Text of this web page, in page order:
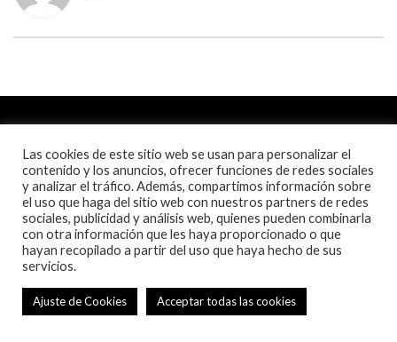
Las cookies de este sitio web se usan para personalizar el
contenido y los anuncios, ofrecer funciones de redes sociales
y analizar el tráfico. Además, compartimos información sobre
el uso que haga del sitio web con nuestros partners de redes
sociales, publicidad y análisis web, quienes pueden combinarla
con otra información que les haya proporcionado o que
hayan recopilado a partir del uso que haya hecho de sus
servicios.
Ajuste de Cookies Acceptar todas las cookies